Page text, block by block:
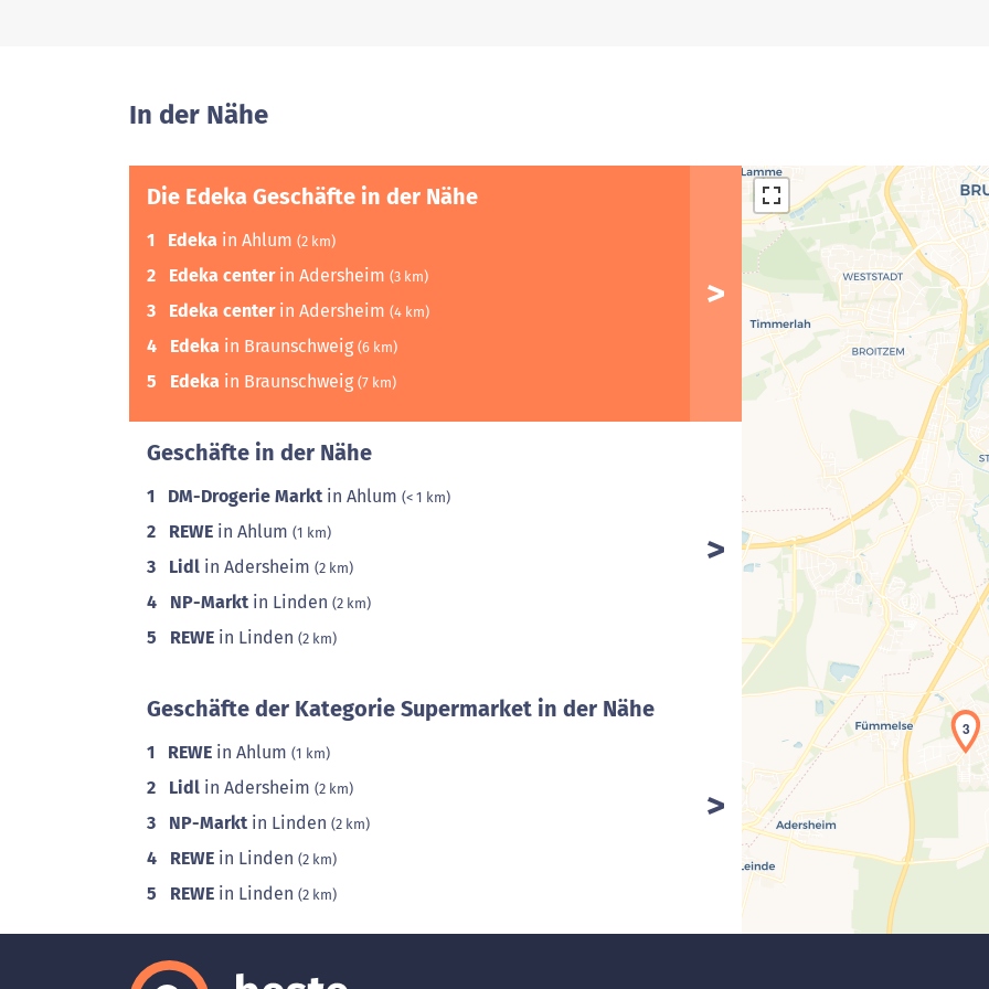
In der Nähe
Die Edeka Geschäfte in der Nähe
1 Edeka in Ahlum (2 km)
2 Edeka centerin Adersheim (3 km)
3 Edeka centerin Adersheim (4 km)
4 Edeka in Braunschweig (6 km)
5 Edeka in Braunschweig (7 km)
Geschäfte in der Nähe
1 DM-Drogerie Markt in Ahlum (< 1 km)
2 REWE in Ahlum (1 km)
3 Lidl in Adersheim (2 km)
4 NP-Markt in Linden (2 km)
5 REWE in Linden (2 km)
Geschäfte der Kategorie Supermarket in der Nähe
1 REWE in Ahlum (1 km)
2 Lidl in Adersheim (2 km)
3 NP-Markt in Linden (2 km)
4 REWE in Linden (2 km)
5 REWE in Linden (2 km)
3